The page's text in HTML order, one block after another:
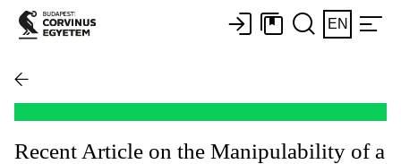
EN
Recent Article on the Manipulability of a